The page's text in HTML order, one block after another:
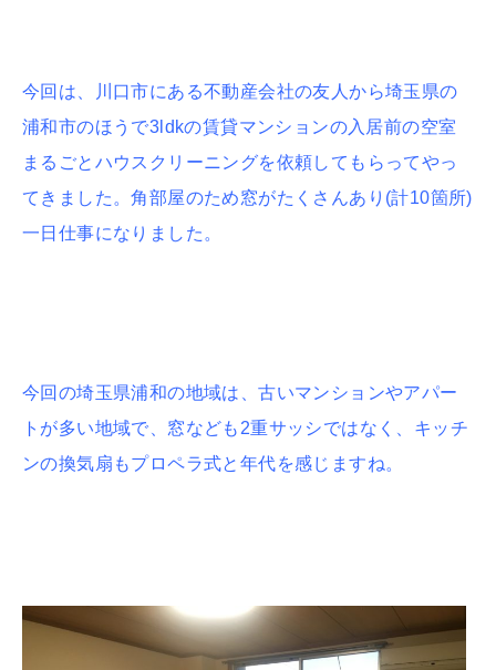
今回は、川口市にある不動産会社の友人から埼玉県の
浦和市のほうで3ldkの賃貸マンションの入居前の空室
まるごとハウスクリーニングを依頼してもらってやっ
てきました。角部屋のため窓がたくさんあり(計10箇所)
一日仕事になりました。
今回の埼玉県浦和の地域は、古いマンションやアパー
トが多い地域で、窓なども2重サッシではなく、キッチ
ンの換気扇もプロペラ式と年代を感じますね。